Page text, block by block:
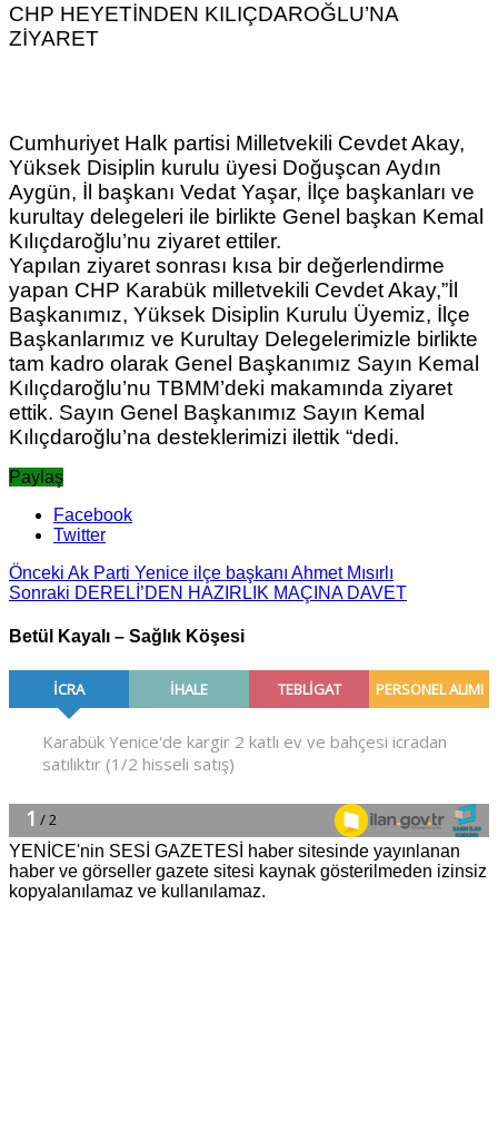
CHP HEYETİNDEN KILIÇDAROĞLU’NA
ZİYARET
Cumhuriyet Halk partisi Milletvekili Cevdet Akay,
Yüksek Disiplin kurulu üyesi Doğuşcan Aydın
Aygün, İl başkanı Vedat Yaşar, İlçe başkanları ve
kurultay delegeleri ile birlikte Genel başkan Kemal
Kılıçdaroğlu’nu ziyaret ettiler.
Yapılan ziyaret sonrası kısa bir değerlendirme
yapan CHP Karabük milletvekili Cevdet Akay,”İl
Başkanımız, Yüksek Disiplin Kurulu Üyemiz, İlçe
Başkanlarımız ve Kurultay Delegelerimizle birlikte
tam kadro olarak Genel Başkanımız Sayın Kemal
Kılıçdaroğlu’nu TBMM’deki makamında ziyaret
ettik. Sayın Genel Başkanımız Sayın Kemal
Kılıçdaroğlu’na desteklerimizi ilettik “dedi.
Paylaş
Facebook
Twitter
Önceki Ak Parti Yenice ilçe başkanı Ahmet Mısırlı
Sonraki DERELİ’DEN HAZIRLIK MAÇINA DAVET
Betül Kayalı – Sağlık Köşesi
YENİCE'nin SESİ GAZETESİ haber sitesinde yayınlanan
haber ve görseller gazete sitesi kaynak gösterilmeden izinsiz
kopyalanılamaz ve kullanılamaz.